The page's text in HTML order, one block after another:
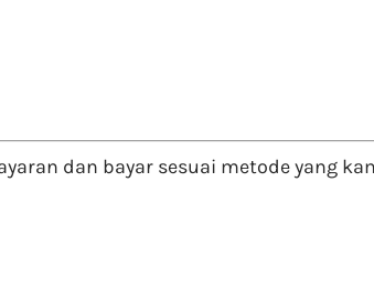
dan bayar sesuai metode yang